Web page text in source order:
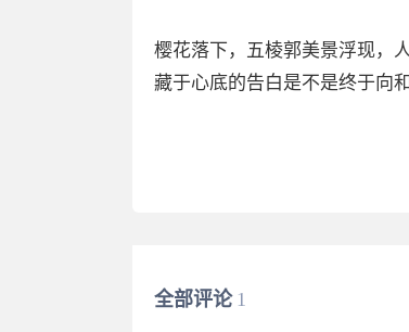
樱花落下，五棱郭美景浮现，
藏于心底的告白是不是终于向
全部评论 1